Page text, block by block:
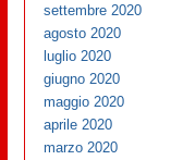
settembre 2020
agosto 2020
luglio 2020
giugno 2020
maggio 2020
aprile 2020
marzo 2020